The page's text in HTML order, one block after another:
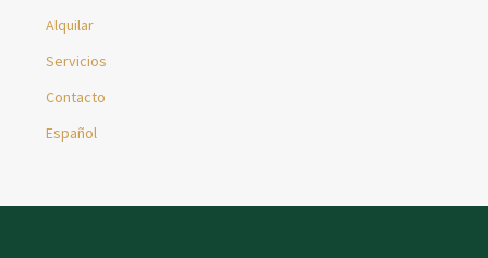
Alquilar
Servicios
Contacto
Español